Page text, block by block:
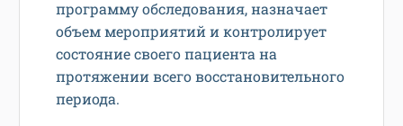
программу обследования, назначает
объем мероприятий и контролирует
состояние своего пациента на
протяжении всего восстановительного
периода.